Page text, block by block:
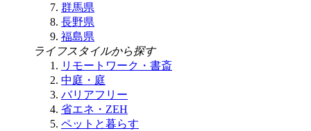
群馬県
長野県
福島県
ライフスタイルから探す
リモートワーク・書斎
中庭・庭
バリアフリー
省エネ・ZEH
ペットと暮らす